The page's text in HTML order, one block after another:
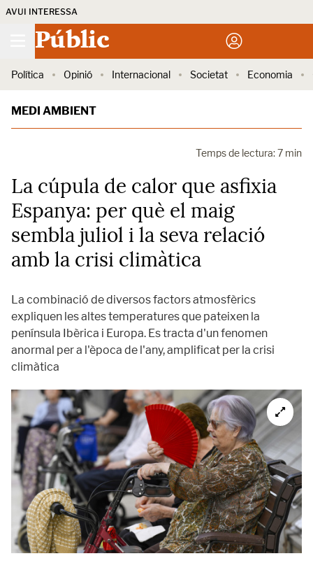
AVUI INTERESSA
Públic
Política Opinió Internacional Societat Economia
MEDI AMBIENT
Temps de lectura: 7 min
La cúpula de calor que asfixia
Espanya: per què el maig
sembla juliol i la seva relació
amb la crisi climàtica
La combinació de diversos factors atmosfèrics
expliquen les altes temperatures que pateixen la
península Ibèrica i Europa. Es tracta d'un fenomen
anormal per a l'època de l'any, amplificat per la crisi
climàtica